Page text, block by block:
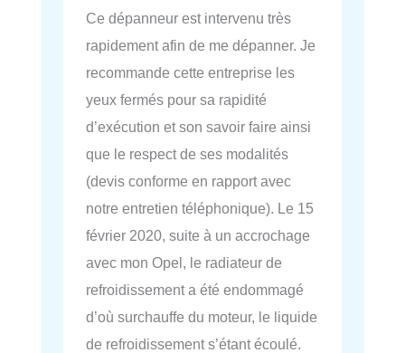
Ce dépanneur est intervenu très
rapidement afin de me dépanner. Je
recommande cette entreprise les
yeux fermés pour sa rapidité
d’exécution et son savoir faire ainsi
que le respect de ses modalités
(devis conforme en rapport avec
notre entretien téléphonique). Le 15
février 2020, suite à un accrochage
avec mon Opel, le radiateur de
refroidissement a été endommagé
d’où surchauffe du moteur, le liquide
de refroidissement s’étant écoulé.